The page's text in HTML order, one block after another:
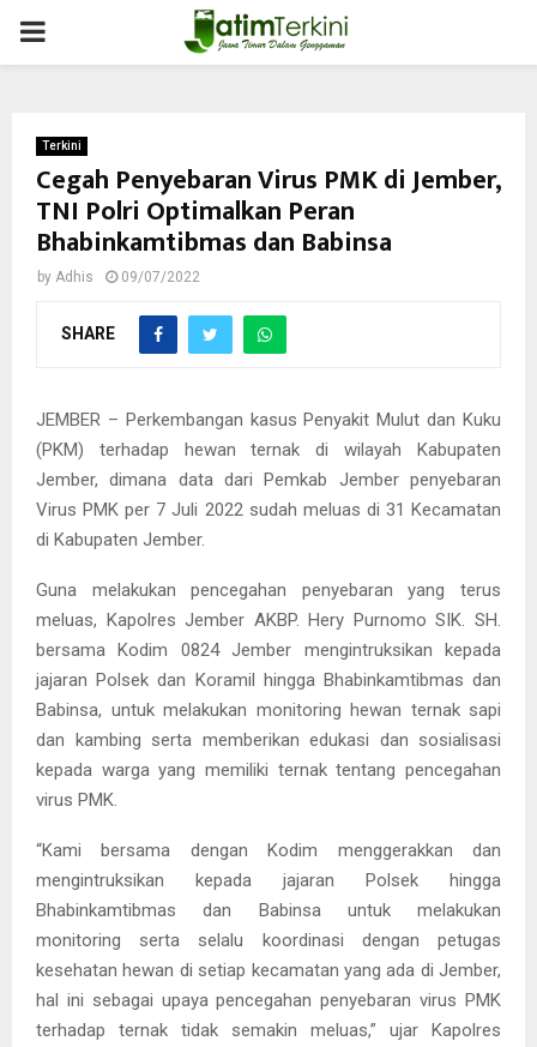
PRIMARY
Terkini
Cegah Penyebaran Virus PMK di Jember,
TNI Polri Optimalkan Peran
Bhabinkamtibmas dan Babinsa
by Adhis 09/07/2022
SHARE
JEMBER – Perkembangan kasus Penyakit Mulut dan Kuku
(PKM) terhadap hewan ternak di wilayah Kabupaten
Jember, dimana data dari Pemkab Jember penyebaran
Virus PMK per 7 Juli 2022 sudah meluas di 31 Kecamatan
di Kabupaten Jember.
Guna melakukan pencegahan penyebaran yang terus
meluas, Kapolres Jember AKBP. Hery Purnomo SIK. SH.
bersama Kodim 0824 Jember mengintruksikan kepada
jajaran Polsek dan Koramil hingga Bhabinkamtibmas dan
Babinsa, untuk melakukan monitoring hewan ternak sapi
dan kambing serta memberikan edukasi dan sosialisasi
kepada warga yang memiliki ternak tentang pencegahan
virus PMK.
“Kami bersama dengan Kodim menggerakkan dan
mengintruksikan kepada jajaran Polsek hingga
Bhabinkamtibmas dan Babinsa untuk melakukan
monitoring serta selalu koordinasi dengan petugas
kesehatan hewan di setiap kecamatan yang ada di Jember,
hal ini sebagai upaya pencegahan penyebaran virus PMK
terhadap ternak tidak semakin meluas,” ujar Kapolres